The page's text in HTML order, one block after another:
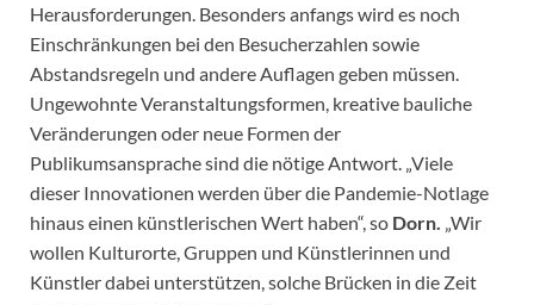
Herausforderungen. Besonders anfangs wird es noch
Einschränkungen bei den Besucherzahlen sowie
Abstandsregeln und andere Auflagen geben müssen.
Ungewohnte Veranstaltungsformen, kreative bauliche
Veränderungen oder neue Formen der
Publikumsansprache sind die nötige Antwort. „Viele
dieser Innovationen werden über die Pandemie-Notlage
hinaus einen künstlerischen Wert haben“, so Dorn.
„Wir
wollen Kulturorte, Gruppen und Künstlerinnen und
Künstler dabei unterstützen, solche Brücken in die Zeit